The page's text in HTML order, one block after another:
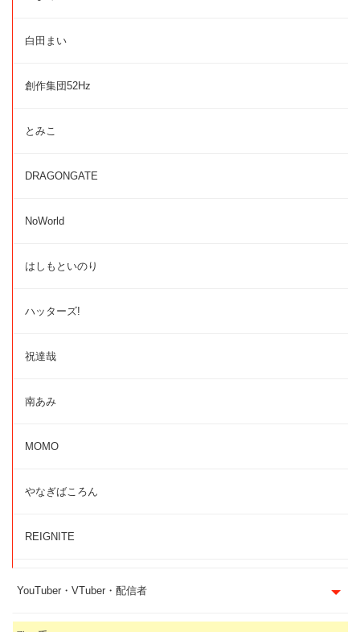
白田まい
創作集団52Hz
とみこ
DRAGONGATE
NoWorld
はしもといのり
ハッターズ!
祝達哉
南あみ
MOMO
やなぎばころん
REIGNITE
YouTuber・VTuber・配信者